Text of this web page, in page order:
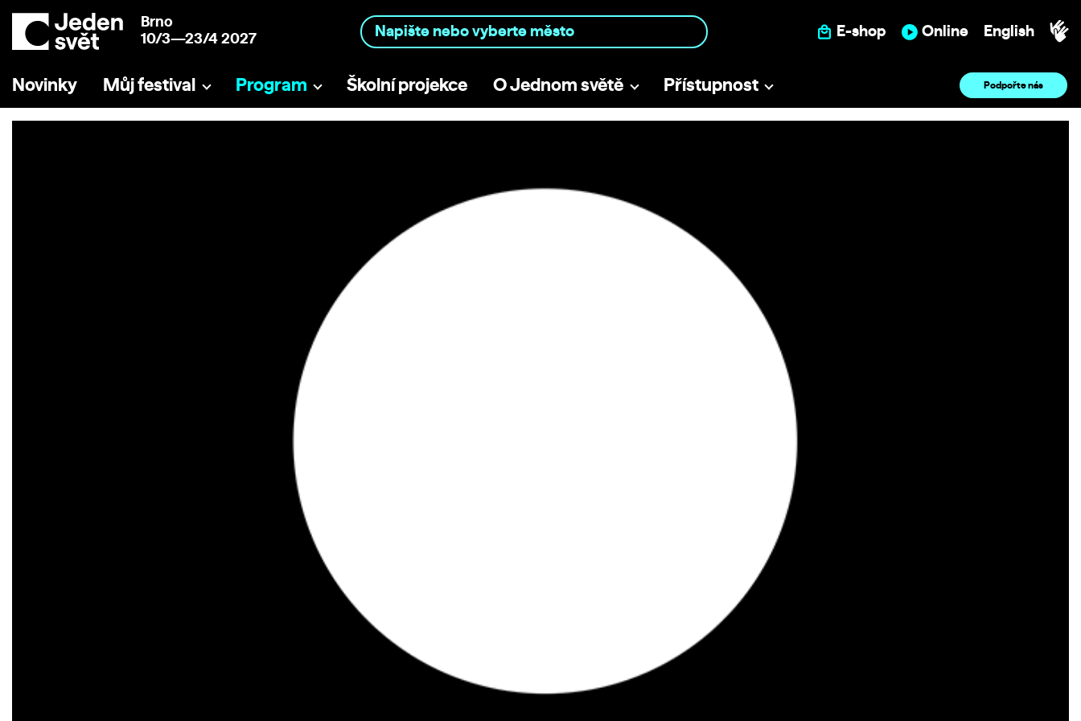
Brno
10/3—23/4 2027
E-shop Online English
Novinky Můj festival Program Školní projekce O Jednom světě Přístupnost Podpořte nás